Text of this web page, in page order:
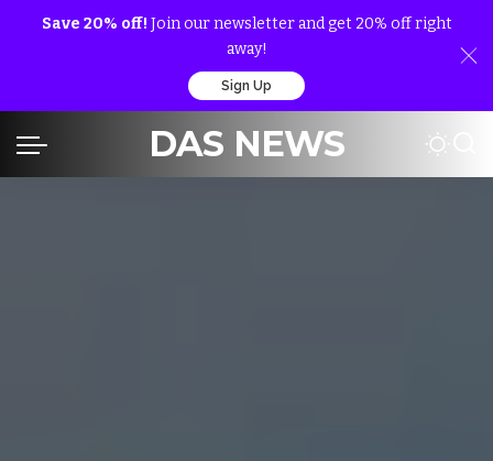
Save 20% off! Join our newsletter and get 20% off right
away!
Sign Up
DAS NEWS